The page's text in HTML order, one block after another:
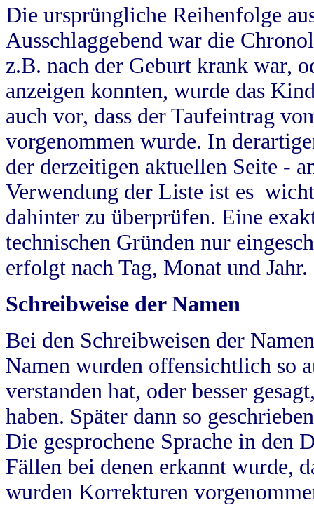
Die ursprüngliche Reihenfolge
Ausschlaggebend war die
z.B. nach der Geburt krank war,
anzeigen konnten, wurde das
auch vor, dass der Taufeintrag
vorgenommen wurde. In
der derzeitigen aktuellen Seite -
Verwendung der Liste ist es
dahinter zu überprüfen. Eine
technischen Gründen nur
erfolgt nach Tag, Monat und Jahr.
Schreibweise der Namen
Bei den Schreibweisen der
Namen wurden offensichtlich so
verstanden hat, oder besser
haben. Später dann so
Die gesprochene Sprache in
Fällen bei denen erkannt wurde,
wurden Korrekturen